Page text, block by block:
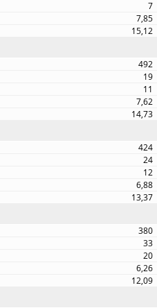
7
7,85
15,12
492
19
11
7,62
14,73
424
24
12
6,88
13,37
380
33
20
6,26
12,09